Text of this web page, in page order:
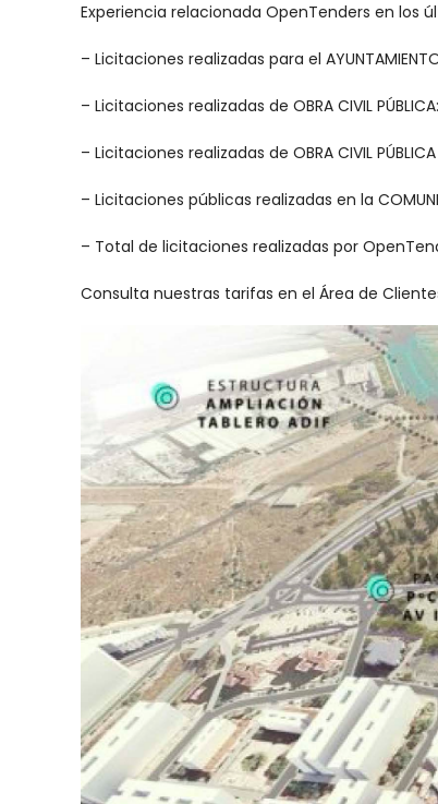
Experiencia relacionada OpenTenders en los
– Licitaciones realizadas para el
– Licitaciones realizadas de OBRA CIVIL
– Licitaciones realizadas de OBRA CIVIL PÚBLICA
– Licitaciones públicas realizadas en la
– Total de licitaciones realizadas por
Consulta nuestras tarifas en el Área de